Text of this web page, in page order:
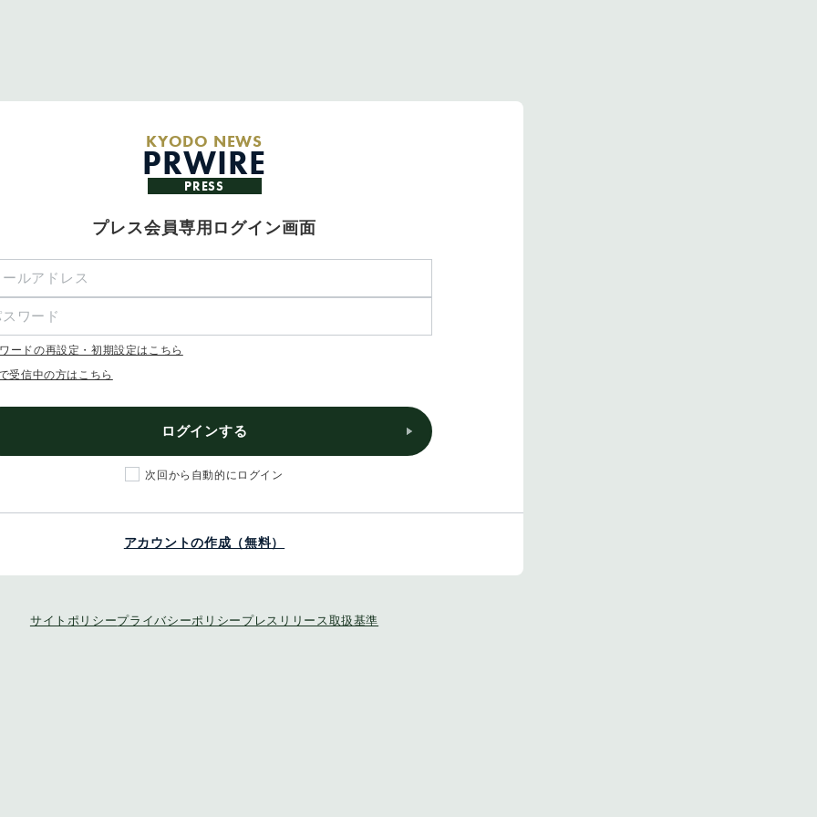
KYODO NEWS
PRWIRE
PRESS
プレス会員専用ログイン画面
ードの再設定・初期設定はこちら
受信中の方はこちら
ログインする
次回から自動的にログイン
アカウントの作成（無料）
サイトポリシープライバシーポリシー プレスリリース取扱基準